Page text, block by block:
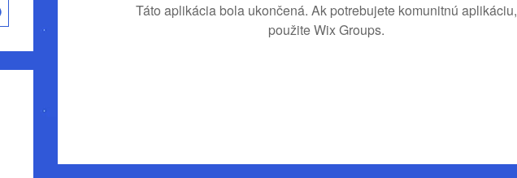
Táto aplikácia bola ukončená. Ak potrebujete komunitnú aplikáciu,
použite Wix Groups.